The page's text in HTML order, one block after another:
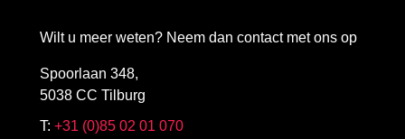
Wilt u meer weten? Neem dan contact met ons op
Spoorlaan 348,
5038 CC Tilburg
T: +31 (0)85 02 01 070